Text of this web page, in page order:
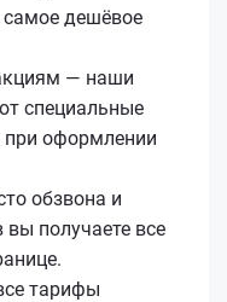
дешёвое
— наши
специальные
при оформлении
обзвона и
вы получаете все
тарифы